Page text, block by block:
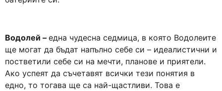
Водолей – една чудесна седмица, в която Водолеите
ще могат да бъдат напълно себе си – идеалистични и
постветили себе си на мечти, планове и приятели.
Ако успеят да съчетавят всички тези понятия в
едно, то тогава ще са най-щастливи. Това е